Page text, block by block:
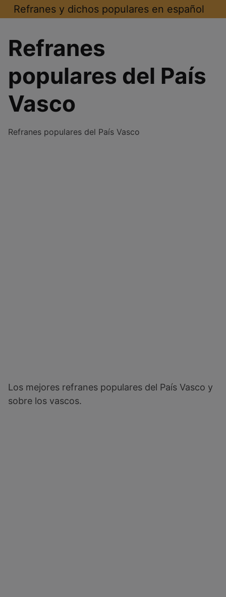
Saltar
al
Refranes y dichos populares en español
Refranes
populares del País
Vasco
Refranes populares del País Vasco
Los mejores refranes populares del País Vasco y
sobre los vascos.